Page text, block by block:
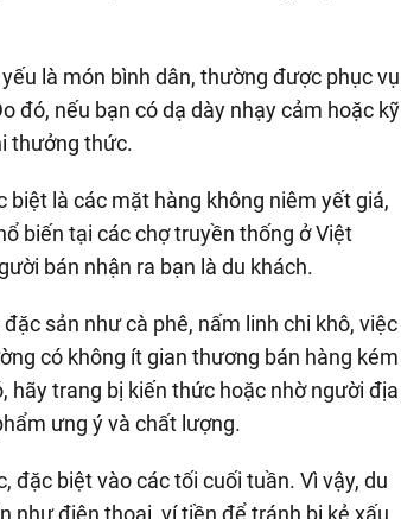
là món bình dân, thường được phục vụ
đó, nếu bạn có dạ dày nhạy cảm hoặc kỹ
thưởng thức.
biệt là các mặt hàng không niêm yết giá,
biến tại các chợ truyền thống ở Việt
bán nhận ra bạn là du khách.
sản như cà phê, nấm linh chi khô, việc
có không ít gian thương bán hàng kém
hãy trang bị kiến thức hoặc nhờ người địa
ưng ý và chất lượng.
đặc biệt vào các tối cuối tuần. Vì vậy, du
như điện thoại, ví tiền để tránh bị kẻ xấu